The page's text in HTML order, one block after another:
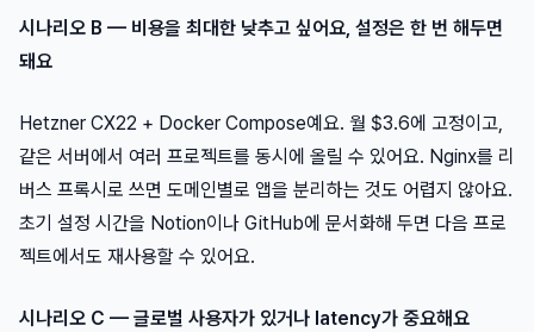
시나리오 B — 비용을 최대한 낮추고 싶어요, 설정은 한 번 해두면
돼요
Hetzner CX22 + Docker Compose예요. 월 $3.6에 고정이고,
같은 서버에서 여러 프로젝트를 동시에 올릴 수 있어요. Nginx를 리
버스 프록시로 쓰면 도메인별로 앱을 분리하는 것도 어렵지 않아요.
초기 설정 시간을 Notion이나 GitHub에 문서화해 두면 다음 프로
젝트에서도 재사용할 수 있어요.
시나리오 C — 글로벌 사용자가 있거나 latency가 중요해요